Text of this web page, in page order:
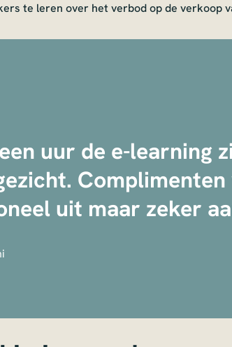
te leren over het verbod op de verkoop
uur de e-learning
uit maar zeker